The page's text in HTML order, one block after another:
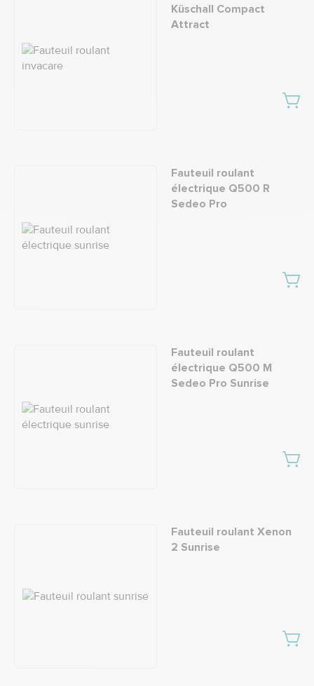
Küschall Compact
Attract
Fauteuil roulant
électrique Q500 R
Sedeo Pro
Fauteuil roulant
électrique Q500 M
Sedeo Pro Sunrise
Fauteuil roulant Xenon
2 Sunrise